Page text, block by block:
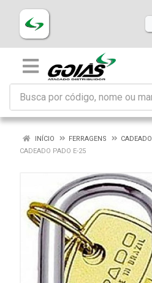
INÍCIO FERRAGENS
CADEADO
CADEADO PADO E-25